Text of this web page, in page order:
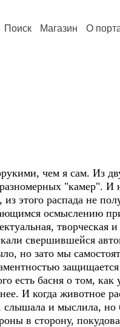
Поиск Магазин О
чем я сам. Из
"камер". И
этого распада не
осмыслению
творческая
свершившейся
но зато мы
есть басня о том, как
И когда животное
слышала и мыслила,
в сторону,